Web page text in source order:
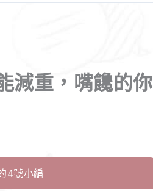
減重，嘴饞的你
4號小編